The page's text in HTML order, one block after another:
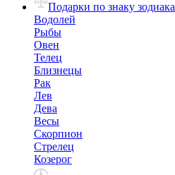
Подарки по знаку зодиака
Водолей
Рыбы
Овен
Телец
Близнецы
Рак
Лев
Дева
Весы
Скорпион
Стрелец
Козерог